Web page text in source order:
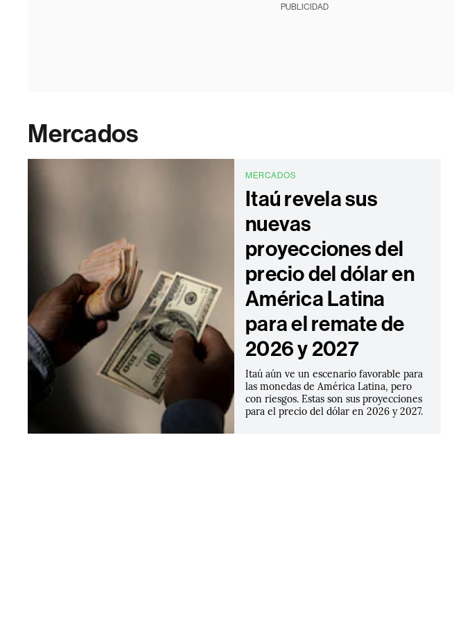
PUBLICIDAD
Mercados
MERCADOS
Itaú revela sus
nuevas
proyecciones del
precio del dólar en
América Latina
para el remate de
2026 y 2027
Itaú aún ve un escenario favorable para
las monedas de América Latina, pero
con riesgos. Estas son sus proyecciones
para el precio del dólar en 2026 y 2027.